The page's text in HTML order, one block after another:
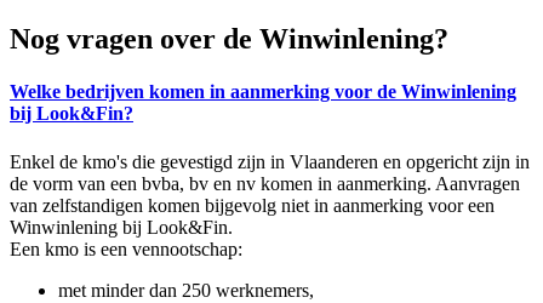
Nog vragen over de Winwinlening?
Welke bedrijven komen in aanmerking voor de Winwinlening
bij Look&Fin?
Enkel de kmo's die gevestigd zijn in Vlaanderen en opgericht zijn in
de vorm van een bvba, bv en nv komen in aanmerking. Aanvragen
van zelfstandigen komen bijgevolg niet in aanmerking voor een
Winwinlening bij Look&Fin.
Een kmo is een vennootschap:
met minder dan 250 werknemers,